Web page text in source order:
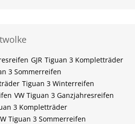
GJR Tiguan 3 Kompletträder
3 Sommerreifen
Tiguan 3 Winterreifen
VW Tiguan 3 Ganzjahresreifen
3 Kompletträder
Tiguan 3 Sommerreifen